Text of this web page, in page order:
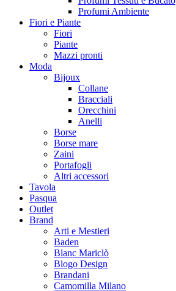
Profumi Ambiente
Fiori e Piante
Fiori
Piante
Mazzi pronti
Moda
Bijoux
Collane
Bracciali
Orecchini
Anelli
Borse
Borse mare
Zaini
Portafogli
Altri accessori
Tavola
Pasqua
Outlet
Brand
Arti e Mestieri
Baden
Blanc Mariclò
Blogo Design
Brandani
Camomilla Milano